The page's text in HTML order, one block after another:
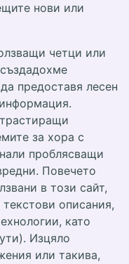
нови или
четци или
предоставя лесен
за хора с
проблясващи
Повечето
в този сайт,
описания,
като
Изцяло
или такива,